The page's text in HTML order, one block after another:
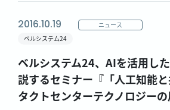
2016.10.19
ニュース
ベルシステム24
ベルシステム24、AIを活用し
説するセミナー『「人工知能
タクトセンターテクノロジー